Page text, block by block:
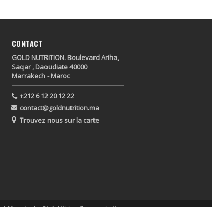
CONTACT
GOLD NUTRITION. Boulevard Ariha,
Saqar , Daoudiate 40000
Marrakech - Maroc
+212 6 12 20 12 22
contact@goldnutrition.ma
Trouvez nous sur la carte